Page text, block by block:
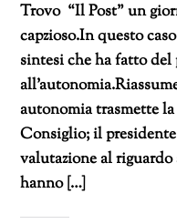
Trovo “Il Post” un
capzioso.In questo
sintesi che ha fatto del
autonomia trasmette
Consiglio; il
valutazione al
hanno […]